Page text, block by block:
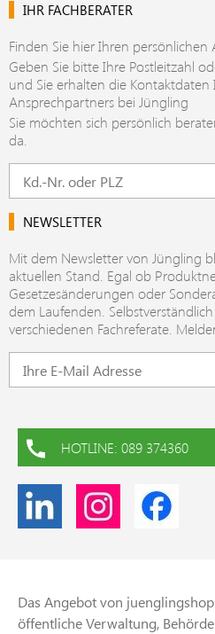
IHR FACHBERATER
Finden Sie hier Ihren
Geben Sie bitte Ihre Postleitzahl
und Sie erhalten die Kontaktdaten
Ansprechpartners bei Jüngling
Sie möchten sich persönlich
da.
NEWSLETTER
Mit dem Newsletter von Jüngling
aktuellen Stand. Egal ob
Gesetzesänderungen oder
dem Laufenden.
verschiedenen Fachreferate.
HOTLINE: 089 374360
Das Angebot von
öffentliche Verwaltung,